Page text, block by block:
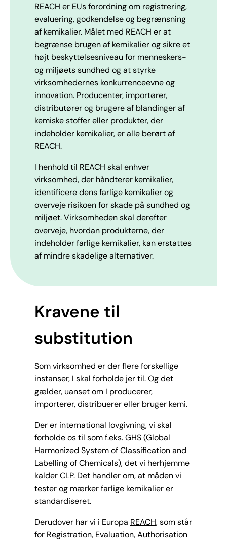
REACH er EUs forordning om registrering,
evaluering, godkendelse og begrænsning
af kemikalier. Målet med REACH er at
begrænse brugen af ​​kemikalier og sikre et
højt beskyttelsesniveau for menneskers-
og miljøets sundhed og at styrke
virksomhedernes konkurrenceevne og
innovation. Producenter, importører,
distributører og brugere af blandinger af
kemiske stoffer eller produkter, der
indeholder kemikalier, er alle berørt af
REACH.
I henhold til REACH skal enhver
virksomhed, der håndterer kemikalier,
identificere dens farlige kemikalier og
overveje risikoen for skade på sundhed og
miljøet. Virksomheden skal derefter
overveje, hvordan produkterne, der
indeholder farlige kemikalier, kan erstattes
af mindre skadelige alternativer.
Kravene til
substitution
Som virksomhed er der flere forskellige
instanser, I skal forholde jer til. Og det
gælder, uanset om I producerer,
importerer, distribuerer eller bruger kemi.
Der er international lovgivning, vi skal
forholde os til som f.eks. GHS (Global
Harmonized System of Classification and
Labelling of Chemicals), det vi herhjemme
kalder CLP. Det handler om, at måden vi
tester og mærker farlige kemikalier er
standardiseret.
Derudover har vi i Europa REACH, som står
for Registration, Evaluation, Authorisation